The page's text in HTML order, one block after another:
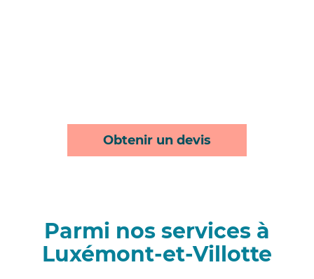
Obtenir un devis
Parmi nos services à
Luxémont-et-Villotte